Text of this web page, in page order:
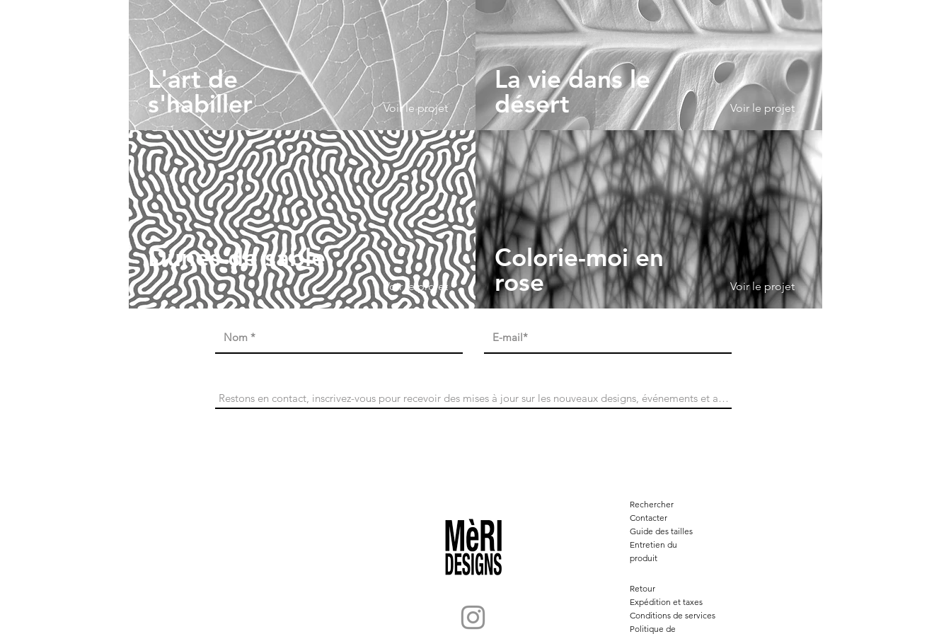
L'art de
s'habiller
Voir le projet
Dunes de sable
Voir le projet
La vie dans le
désert
Voir le projet
Colorie-moi en
rose
Voir le projet
Rechercher
Contacter
Guide des tailles
Entretien du
produit
Retour
Expédition et taxes
Conditions de services
Politique de